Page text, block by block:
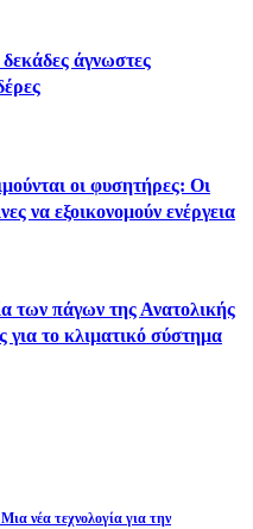
άγνωστες
οι φυσητήρες: Οι
να εξοικονομούν ενέργεια
των πάγων της Ανατολικής
για το κλιματικό σύστημα
νέα τεχνολογία για την